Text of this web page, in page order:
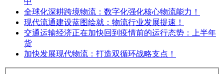
全球化深耕跨境物流：数字化强化核心物流能力！
现代流通建设蓝图绘就：物流行业发展提速！
交通运输经济正在加快回到疫情前的运行态势：上半年
货
加快发展现代物流：打造双循环战略支点！